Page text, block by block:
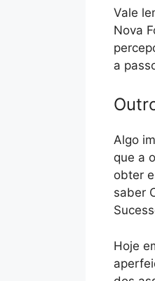
Vale
Nova
a
Algo
que a
obter
saber
Hoje